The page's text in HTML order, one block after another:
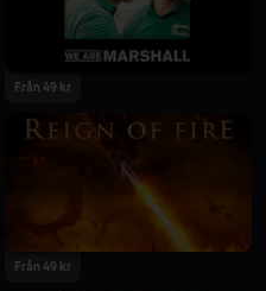
Från 49 kr
Från 49 kr